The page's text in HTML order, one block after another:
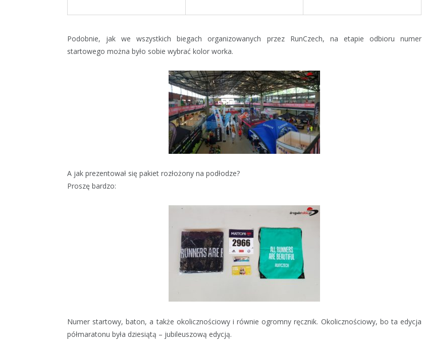
Podobnie, jak we wszystkich biegach organizowanych przez RunCzech, na etapie odbioru numer
startowego można było sobie wybrać kolor worka.
A jak prezentował się pakiet rozłożony na podłodze?
Proszę bardzo:
Numer startowy, baton, a także okolicznościowy i równie ogromny ręcznik. Okolicznościowy, bo ta edycja
półmaratonu była dziesiątą – jubileuszową edycją.